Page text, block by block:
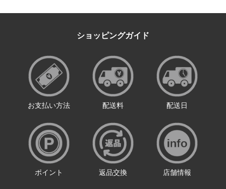
ショッピングガイド
お支払い方法 配送料 配送日
ポイント 返品交換 店舗情報